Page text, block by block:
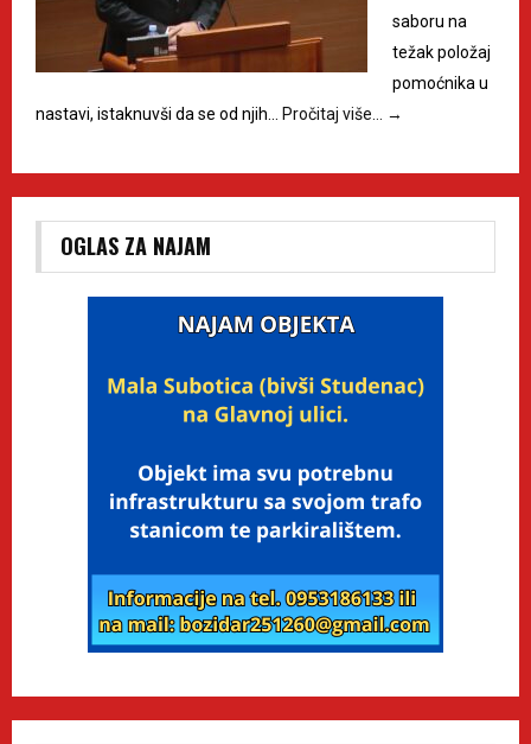
saboru na
težak položaj
pomoćnika u
nastavi, istaknuvši da se od njih… Pročitaj više… →
OGLAS ZA NAJAM